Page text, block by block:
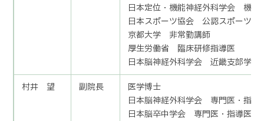
日本定位・機能神経外科学会 機能
日本スポーツ協会 公認スポーツド
京都大学 非常勤講師
厚生労働省 臨床研修指導医
日本脳神経外科学会 近畿支部学術
村井 望
副院長
医学博士
日本脳神経外科学会 専門医・指導
日本脳卒中学会 専門医・指導医